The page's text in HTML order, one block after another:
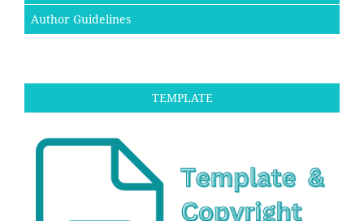
Author Guidelines
TEMPLATE